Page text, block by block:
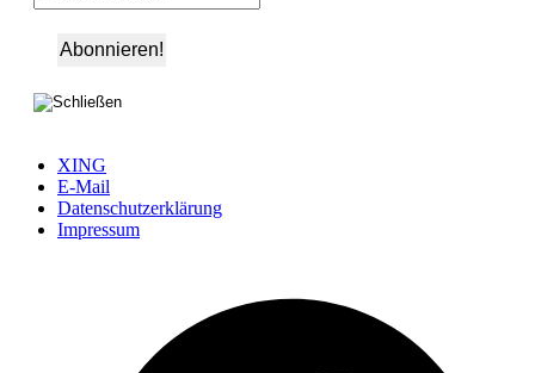
XING
E-Mail
Datenschutzerklärung
Impressum